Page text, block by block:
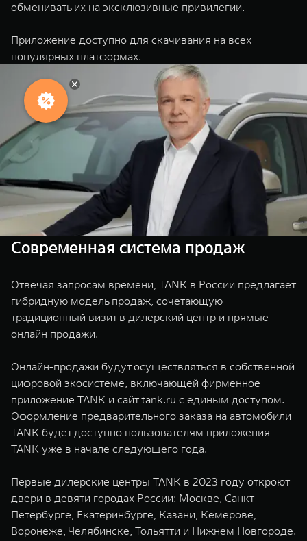
обменивать их на эксклюзивные привилегии.
Приложение доступно для скачивания на всех
популярных платформах.
Современная система продаж
Отвечая запросам времени, TANK в России предлагает
гибридную модель продаж, сочетающую
традиционный визит в дилерский центр и прямые
онлайн продажи.
Онлайн-продажи будут осуществляться в собственной
цифровой экосистеме, включающей фирменное
приложение TANK и сайт tank.ru с единым доступом.
Оформление предварительного заказа на автомобили
TANK будет доступно пользователям приложения
TANK уже в начале следующего года.
Первые дилерские центры TANK в 2023 году откроют
двери в девяти городах России: Москве, Санкт-
Петербурге, Екатеринбурге, Казани, Кемерове,
Воронеже, Челябинске, Тольятти и Нижнем Новгороде.